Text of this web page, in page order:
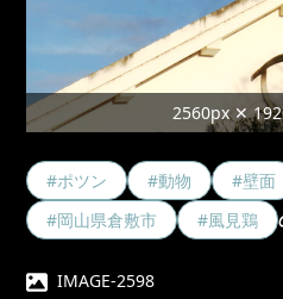
2560px ✕
#ポツン #動物 #壁面
#岡山県倉敷市
#風見鶏
IMAGE-2598